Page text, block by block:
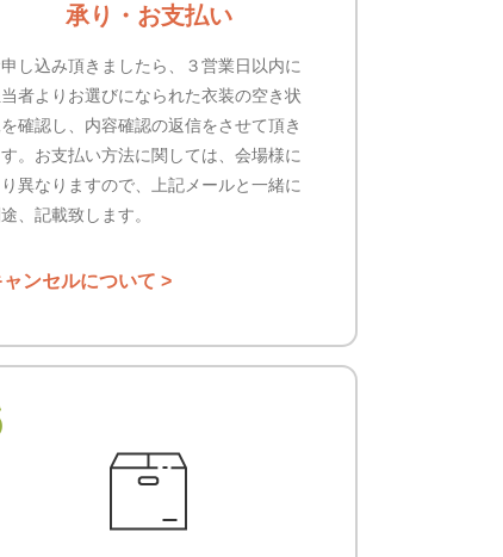
承り・お支払い
し込み頂きましたら、３営業日以内に
者よりお選びになられた衣装の空き状
確認し、内容確認の返信をさせて頂き
す。お支払い方法に関しては、会場様に
り異なりますので、上記メールと一緒に
、記載致します。
ャンセルについて >